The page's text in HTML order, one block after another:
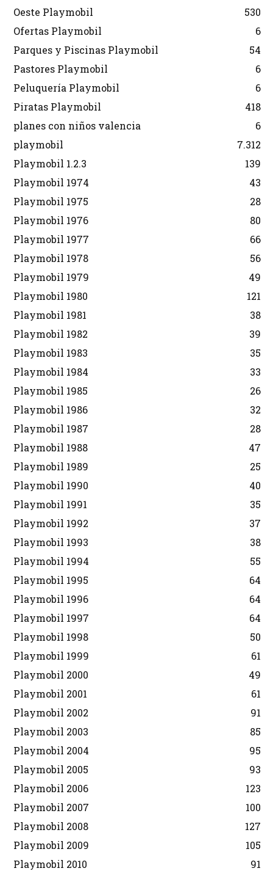
Oeste Playmobil
530
Ofertas Playmobil
6
Parques y Piscinas Playmobil
54
Pastores Playmobil
6
Peluquería Playmobil
6
Piratas Playmobil
418
planes con niños valencia
6
playmobil
7.312
Playmobil 1.2.3
139
Playmobil 1974
43
Playmobil 1975
28
Playmobil 1976
80
Playmobil 1977
66
Playmobil 1978
56
Playmobil 1979
49
Playmobil 1980
121
Playmobil 1981
38
Playmobil 1982
39
Playmobil 1983
35
Playmobil 1984
33
Playmobil 1985
26
Playmobil 1986
32
Playmobil 1987
28
Playmobil 1988
47
Playmobil 1989
25
Playmobil 1990
40
Playmobil 1991
35
Playmobil 1992
37
Playmobil 1993
38
Playmobil 1994
55
Playmobil 1995
64
Playmobil 1996
64
Playmobil 1997
64
Playmobil 1998
50
Playmobil 1999
61
Playmobil 2000
49
Playmobil 2001
61
Playmobil 2002
91
Playmobil 2003
85
Playmobil 2004
95
Playmobil 2005
93
Playmobil 2006
123
Playmobil 2007
100
Playmobil 2008
127
Playmobil 2009
105
Playmobil 2010
91